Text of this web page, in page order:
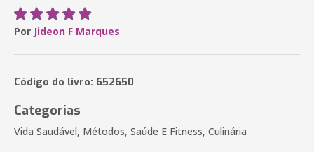
Por Jideon F Marques
Código do livro: 652650
Categorias
Vida Saudável, Métodos, Saúde E Fitness, Culinária